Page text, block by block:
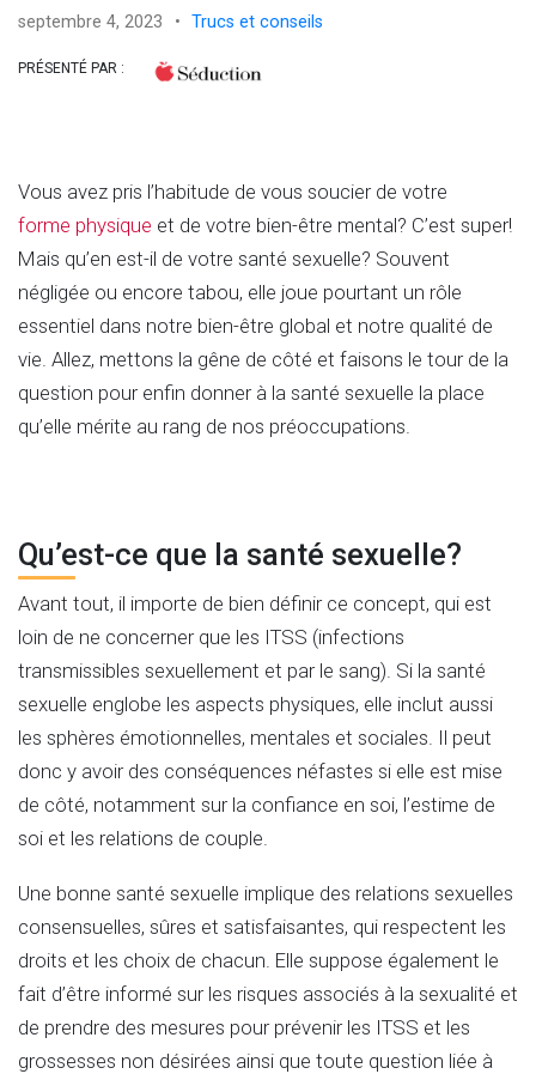
septembre 4, 2023 • Trucs et conseils
PRÉSENTÉ PAR :
Vous avez pris l’habitude de vous soucier de votre
forme physique et de votre bien-être mental? C’est super!
Mais qu’en est-il de votre santé sexuelle? Souvent
négligée ou encore tabou, elle joue pourtant un rôle
essentiel dans notre bien-être global et notre qualité de
vie. Allez, mettons la gêne de côté et faisons le tour de la
question pour enfin donner à la santé sexuelle la place
qu’elle mérite au rang de nos préoccupations.
Qu’est-ce que la santé sexuelle?
Avant tout, il importe de bien définir ce concept, qui est
loin de ne concerner que les ITSS (infections
transmissibles sexuellement et par le sang). Si la santé
sexuelle englobe les aspects physiques, elle inclut aussi
les sphères émotionnelles, mentales et sociales. Il peut
donc y avoir des conséquences néfastes si elle est mise
de côté, notamment sur la confiance en soi, l’estime de
soi et les relations de couple.
Une bonne santé sexuelle implique des relations sexuelles
consensuelles, sûres et satisfaisantes, qui respectent les
droits et les choix de chacun. Elle suppose également le
fait d’être informé sur les risques associés à la sexualité et
de prendre des mesures pour prévenir les ITSS et les
grossesses non désirées ainsi que toute question liée à